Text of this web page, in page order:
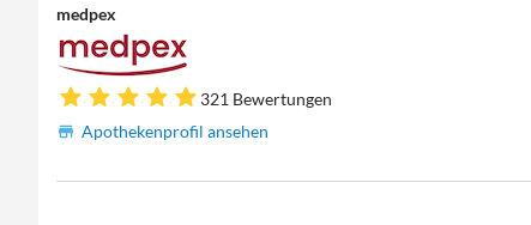
medpex
321 Bewertungen
Apothekenprofil ansehen